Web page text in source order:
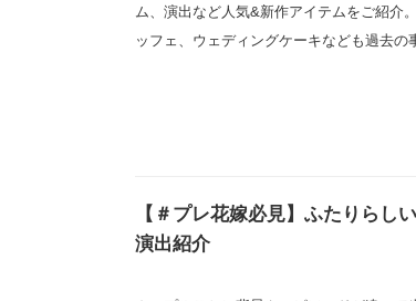
ム、演出など人気&新作アイテムをご紹介
ッフェ、ウェディングケーキなども過去の
【＃プレ花嫁必見】ふたりらし
演出紹介